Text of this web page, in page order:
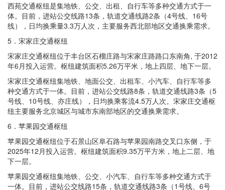
西苑交通枢纽是集地铁、公交、出租、自行车等多种交通方式于一
体。目前，进站公交线路13条，轨道交通线路2条（4号线、16号
线），日均换乘量3.3万人次，主要服务西北部地区交通换乘需求。
5．宋家庄交通枢纽
宋家庄交通枢纽位于丰台区石榴庄路与宋家庄路路口东南角, 于2012
年6月投入运营。枢纽建筑面积5.26万平米，地上四层、地下一层。
宋家庄交通枢纽集地铁、地面公交、出租车、小汽车、自行车等多
种交通方式于一体。目前，进站公交线路8条，轨道交通线路3条（5
号线、10号线、亦庄线），日均换乘客流4.5万人次。宋家庄交通枢
纽主要服务北京城区与城市东南部地区的交通换乘需求。
6．苹果园交通枢纽
苹果园交通枢纽位于石景山区阜石路与苹果园南路交叉口东侧，于
2025年12月投入运营。枢纽建筑面积9.35万平方米，地上二层、地
下一层。
苹果园交通枢纽集地铁、公交、小汽车、自行车等多种交通方式于
一体。目前，进站公交线路15条，轨道交通线路3条（1号线、6号